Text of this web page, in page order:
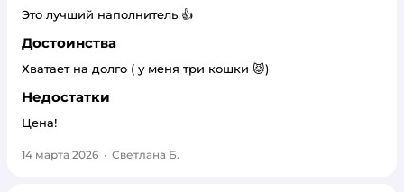
Это лучший наполнитель 👍
Достоинства
Хватает на долго ( у меня три кошки 😾)
Недостатки
Цена!
14 марта 2026 · Светлана Б.